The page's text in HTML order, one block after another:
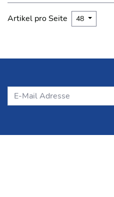
Artikel pro Seite 48